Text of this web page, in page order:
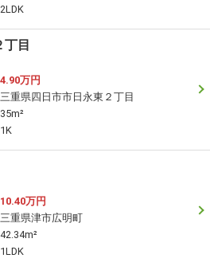
2LDK
丁目
4.90万円
三重県四日市市日永東２丁目
35m²
1K
10.40万円
三重県津市広明町
42.34m²
1LDK